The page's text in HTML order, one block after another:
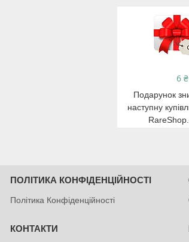
6 ₴
Подарунок
наступну
ПОЛІТИКА КОНФІДЕНЦІЙНОСТІ
Політика Конфіденційності